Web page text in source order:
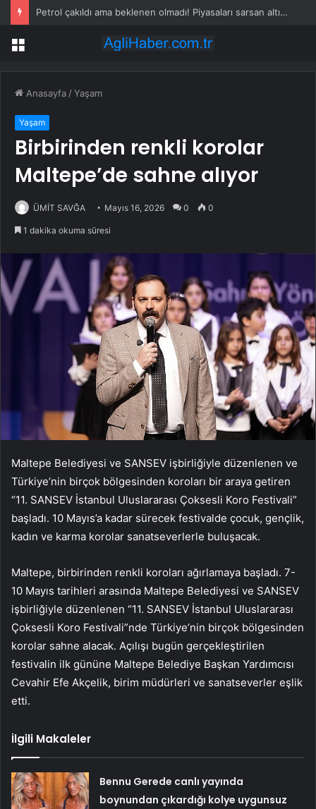
Petrol çakıldı ama beklenen olmadı! Piyasaları sarsan altın iddiası
Menü
Anasayfa /Yaşam
Yaşam
Birbirinden renkli korolar
Maltepe’de sahne alıyor
ÜMİT SAVĞA Mayıs 16, 2026 0 0
1 dakika okuma süresi
Maltepe Belediyesi ve SANSEV işbirliğiyle düzenlenen ve
Türkiye’nin birçok bölgesinden koroları bir araya getiren
“11. SANSEV İstanbul Uluslararası Çoksesli Koro Festivali”
başladı. 10 Mayıs’a kadar sürecek festivalde çocuk, gençlik,
kadın ve karma korolar sanatseverlerle buluşacak.
Maltepe, birbirinden renkli koroları ağırlamaya başladı. 7-
10 Mayıs tarihleri arasında Maltepe Belediyesi ve SANSEV
işbirliğiyle düzenlenen “11. SANSEV İstanbul Uluslararası
Çoksesli Koro Festivali”nde Türkiye’nin birçok bölgesinden
korolar sahne alacak. Açılışı bugün gerçekleştirilen
festivalin ilk gününe Maltepe Belediye Başkan Yardımcısı
Cevahir Efe Akçelik, birim müdürleri ve sanatseverler eşlik
etti.
İlgili Makaleler
Bennu Gerede canlı yayında
boynundan çıkardığı kolye uygunsuz